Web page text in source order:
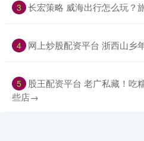
3 长宏策略 威海出行怎么玩？
4 网上炒股配资平台 浙西山乡
5
股王配资平台 老广私藏！吃
些店→